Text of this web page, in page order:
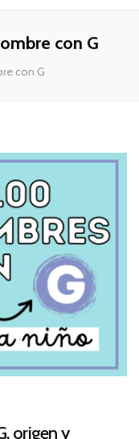
con G
con G
origen y